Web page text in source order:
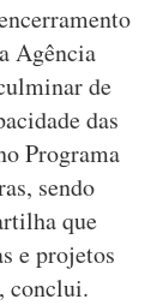
Agência
de
das
Programa
sendo
que
e projetos
conclui.